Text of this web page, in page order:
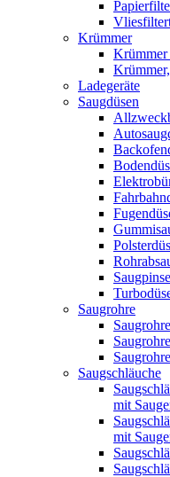
Krümmer
Krümmer
Ladegeräte
Saugdüsen
Saugrohre
Saugschläuche
mit
mit